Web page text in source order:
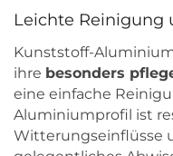
Leichte Reinigung
Kunststoff-
ihre besonders
eine einfache
Aluminiumprofil ist
Witterungseinflüsse